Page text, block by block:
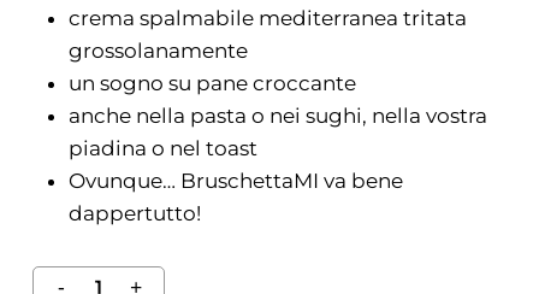
crema spalmabile mediterranea tritata
grossolanamente
un sogno su pane croccante
anche nella pasta o nei sughi, nella vostra
piadina o nel toast
Ovunque… BruschettaMI va bene
dappertutto!